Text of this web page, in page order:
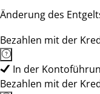
Änderung des
Bezahlen mit der
In der
Bezahlen mit der